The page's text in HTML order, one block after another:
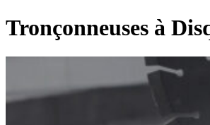
Dents de Déroctage
Pouce de Manutention
Godets Squelette
Grappins Mécaniques
Dents de Déroctage
Râteaux
Godets Fléco
Tronçonneuses à